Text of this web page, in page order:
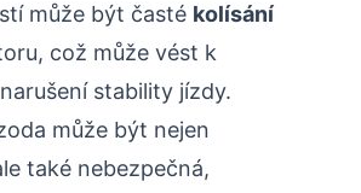
může být časté kolísání
což může vést k
stability jízdy.
může být nejen
také nebezpečná,